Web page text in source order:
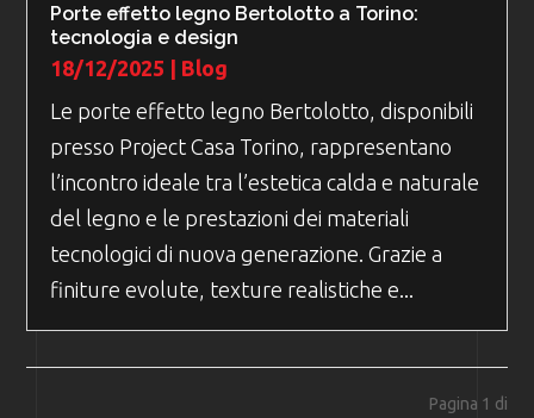
Porte effetto legno Bertolotto a Torino:
tecnologia e design
18/12/2025 | Blog
Le porte effetto legno Bertolotto, disponibili
presso Project Casa Torino, rappresentano
l’incontro ideale tra l’estetica calda e naturale
del legno e le prestazioni dei materiali
tecnologici di nuova generazione. Grazie a
finiture evolute, texture realistiche e...
Pagina 1 di